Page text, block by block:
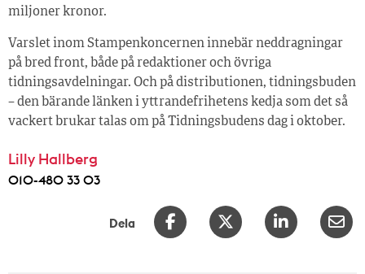
miljoner kronor.
Varslet inom Stampenkoncernen innebär neddragningar
på bred front, både på redaktioner och övriga
tidningsavdelningar. Och på distributionen, tidningsbuden
– den bärande länken i yttrandefrihetens kedja som det så
vackert brukar talas om på Tidningsbudens dag i oktober.
Lilly Hallberg
010-480 33 03
Dela